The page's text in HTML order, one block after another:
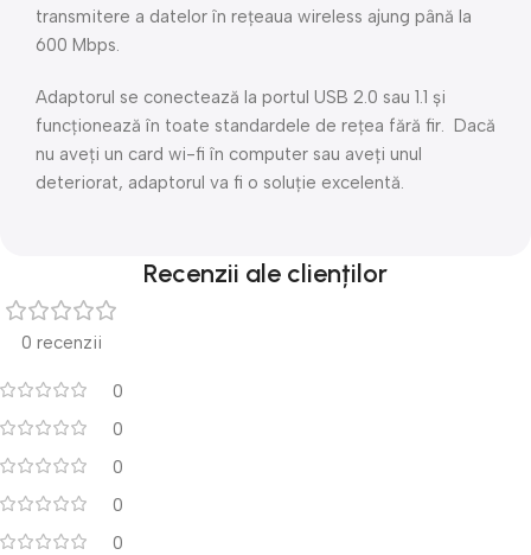
transmitere a datelor în rețeaua wireless ajung până la
600 Mbps.
Adaptorul se conectează la portul USB 2.0 sau 1.1 și
funcționează în toate standardele de rețea fără fir. Dacă
nu aveți un card wi-fi în computer sau aveți unul
deteriorat, adaptorul va fi o soluție excelentă.
Recenzii ale clienților
0 recenzii
0
0
0
0
0